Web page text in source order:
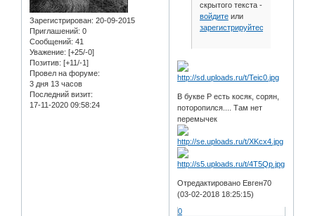
Зарегистрирован: 20-09-2015
Приглашений: 0
Сообщений: 41
Уважение: [+25/-0]
Позитив: [+11/-1]
Провел на форуме:
3 дня 13 часов
Последний визит:
17-11-2020 09:58:24
скрытого текста -
войдитеили
зарегистрируйтесь
В букве Р есть косяк, сорян,
поторопился.... Там нет
перемычек
Отредактировано Евген70
(03-02-2018 18:25:15)
0